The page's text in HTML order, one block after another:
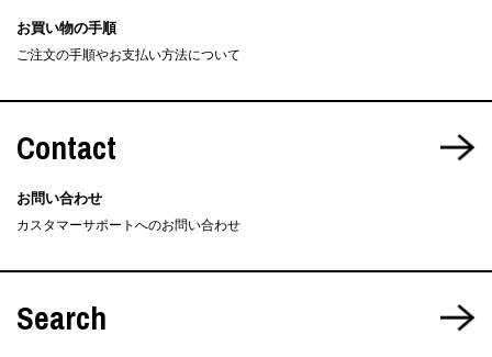
お買い物の手順
ご注文の手順やお支払い方法について
Contact
お問い合わせ
カスタマーサポートへのお問い合わせ
Search